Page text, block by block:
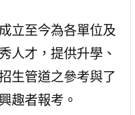
立至今為各單位及
人才，提供升學、
生管道之參考與了
趣者報考。